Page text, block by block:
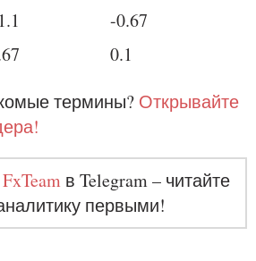
-0.67
0.1
термины? Открывайте
в Telegram – читайте
первыми!